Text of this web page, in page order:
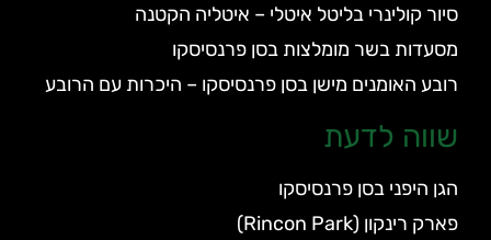
סיור קולינרי בליטל איטלי – איטליה הקטנה
מסעדות בשר מומלצות בסן פרנסיסקו
רובע האומנים מישן בסן פרנסיסקו – היכרות עם הרובע
שווה לדעת
הגן היפני בסן פרנסיסקו
פארק רינקון (Rincon Park)